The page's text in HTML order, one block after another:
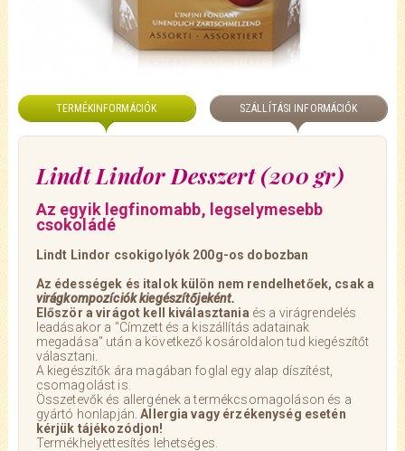
TERMÉKINFORMÁCIÓK SZÁLLÍTÁSI INFORMÁCIÓK
Lindt Lindor Desszert (200 gr)
Az egyik legfinomabb, legselymesebb
csokoládé
Lindt Lindor csokigolyók 200g-os dobozban
Az édességek és italok külön nem rendelhetőek, csak a
virágkompozíciók kiegészítőjeként.
Először a virágot kell kiválasztania és a virágrendelés
leadásakor a "Címzett és a kiszállítás adatainak
megadása" után a következő kosároldalon tud kiegészítőt
választani.
A kiegészítők ára magában foglal egy alap díszítést,
csomagolást is.
Összetevők és allergének a termékcsomagoláson és a
gyártó honlapján.Allergia vagy érzékenység esetén
kérjük tájékozódjon!
Termékhelyettesítés lehetséges.